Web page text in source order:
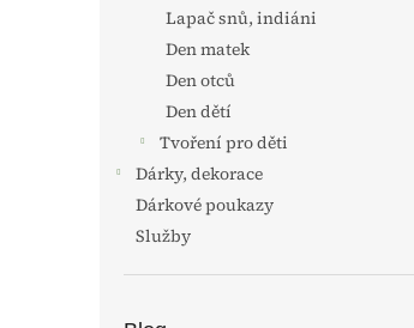
Lapač snů, indiáni
Den matek
Den otců
Den dětí
Tvoření pro děti
Dárky, dekorace
Dárkové poukazy
Služby